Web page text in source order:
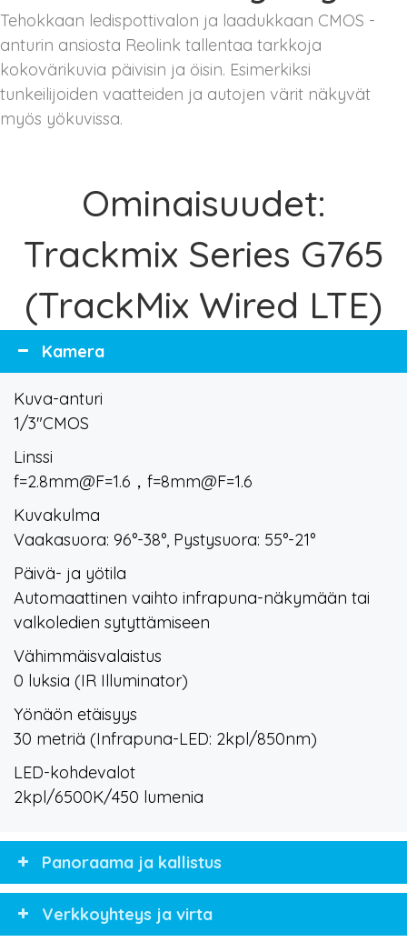
Tehokkaan ledispottivalon ja laadukkaan CMOS -
anturin ansiosta Reolink tallentaa tarkkoja
kokovärikuvia päivisin ja öisin. Esimerkiksi
tunkeilijoiden vaatteiden ja autojen värit näkyvät
myös yökuvissa.
Ominaisuudet:
Trackmix Series G765
(TrackMix Wired LTE)
Kamera
Kuva-anturi
1/3"CMOS
Linssi
f=2.8mm@F=1.6，f=8mm@F=1.6
Kuvakulma
Vaakasuora: 96°-38°, Pystysuora: 55°-21°
Päivä- ja yötila
Automaattinen vaihto infrapuna-näkymään tai
valkoledien sytyttämiseen
Vähimmäisvalaistus
0 luksia (IR Illuminator)
Yönäön etäisyys
30 metriä (Infrapuna-LED: 2kpl/850nm)
LED-kohdevalot
2kpl/6500K/450 lumenia
Panoraama ja kallistus
Verkkoyhteys ja virta